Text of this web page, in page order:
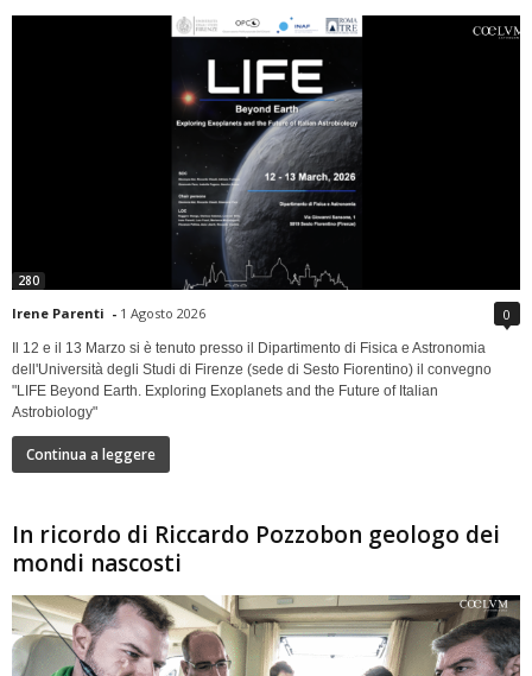
280
Irene Parenti - 1 Agosto 2026 0
Il 12 e il 13 Marzo si è tenuto presso il Dipartimento di Fisica e Astronomia
dell'Università degli Studi di Firenze (sede di Sesto Fiorentino) il convegno
"LIFE Beyond Earth. Exploring Exoplanets and the Future of Italian
Astrobiology"
Continua a leggere
In ricordo di Riccardo Pozzobon geologo dei
mondi nascosti